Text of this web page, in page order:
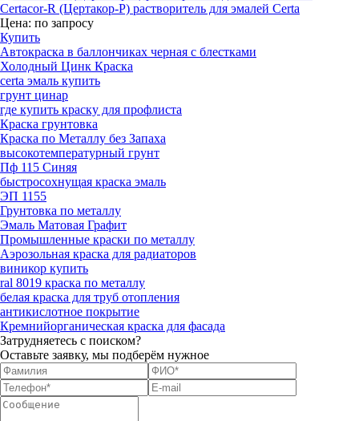
Certacor-R (Цертакор-Р) растворитель для эмалей Certa
Цена: по запросу
Купить
Автокраска в баллончиках черная с блестками
Холодный Цинк Краска
certa эмаль купить
грунт цинар
где купить краску для профлиста
Краска грунтовка
Краска по Металлу без Запаха
высокотемпературный грунт
Пф 115 Синяя
быстросохнущая краска эмаль
ЭП 1155
Грунтовка по металлу
Эмаль Матовая Графит
Промышленные краски по металлу
Аэрозольная краска для радиаторов
виникор купить
ral 8019 краска по металлу
белая краска для труб отопления
антикислотное покрытие
Кремнийорганическая краска для фасада
Затрудняетесь с поиском?
Оставьте заявку, мы подберём нужное